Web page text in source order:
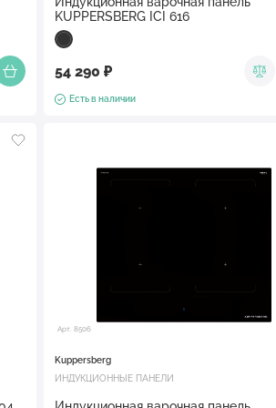
KUPPERSBERG ICI 616
54 290 ₽
Есть в наличии
Арт. 8506
Kuppersberg
ИНДУКЦИОННЫЕ ПАНЕЛИ